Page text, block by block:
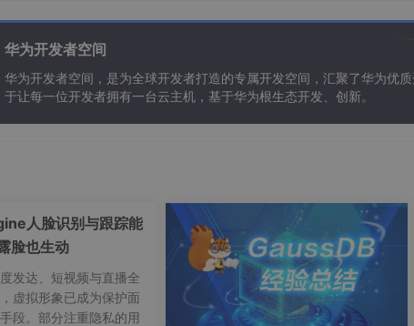
华为开发者空间
华为开发者空间，是为全球开发者打造的专属开发空间，汇聚了华为优
于让每一位开发者拥有一台云主机，基于华为根生态开发、创新。
人脸识别与跟踪能
脸也生动
发达、短视频与直播全
虚拟形象已成为保护面
段。部分注重隐私的用